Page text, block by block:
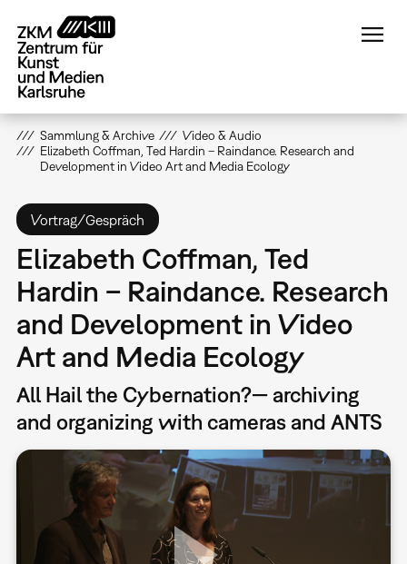
zum
Inhalt
Sammlung & Archive
Video & Audio
Elizabeth Coffman, Ted Hardin – Raindance. Research and
Development in Video Art and Media Ecology
Vortrag/Gespräch
Elizabeth Coffman, Ted
Hardin – Raindance. Research
and Development in Video
Art and Media Ecology
All Hail the Cybernation?— archiving
and organizing with cameras and ANTS